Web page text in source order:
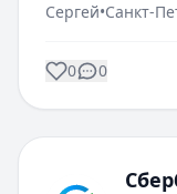
Сергей•Санкт-
0 0